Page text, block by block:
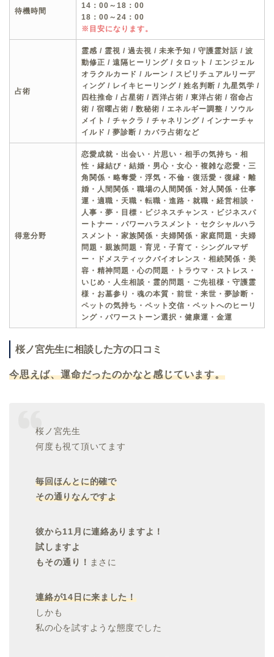
待機時間
14：00～18：00
18：00～24：00
※目安になります。
占術
霊感 / 霊視 / 過去視 / 未来予知 / 守護霊対話 / 波
動修正 / 遠隔ヒーリング / タロット / エンジェル
オラクルカード / ルーン / スピリチュアルリーデ
ィング / レイキヒーリング / 姓名判断 / 九星気学 /
四柱推命 / 占星術 / 西洋占術 / 東洋占術 / 宿命占
術 / 宿曜占術 / 数秘術 / エネルギー調整 / ソウル
メイト / チャクラ / チャネリング / インナーチャ
イルド / 夢診断 / カバラ占術など
得意分野
恋愛成就・出会い・片思い・相手の気持ち・相
性・縁結び・結婚・男心・女心・複雑な恋愛・三
角関係・略奪愛・浮気・不倫・復活愛・復縁・離
婚・人間関係・職場の人間関係・対人関係・仕事
運・適職・天職・転職・進路・就職・経営相談・
人事・夢・目標・ビジネスチャンス・ビジネスパ
ートナー・パワーハラスメント・セクシャルハラ
スメント・家族関係・夫婦関係・家庭問題・夫婦
問題・親族問題・育児・子育て・シングルマザ
ー・ドメスティックバイオレンス・相続関係・美
容・精神問題・心の問題・トラウマ・ストレス・
いじめ・人生相談・霊的問題・ご先祖様・守護霊
様・お墓参り・魂の本質・前世・来世・夢診断・
ペットの気持ち・ペット交信・ペットへのヒーリ
ング・パワーストーン選択・健康運・金運
桜ノ宮先生に相談した方の口コミ
今思えば、運命だったのかなと感じています。
桜ノ宮先生
何度も視て頂いてます
毎回ほんとに的確で
その通りなんですよ
彼から11月に連絡ありますよ！
試しますよ
もその通り！ まさに
連絡が14日に来ました！
しかも
私の心を試すような態度でした